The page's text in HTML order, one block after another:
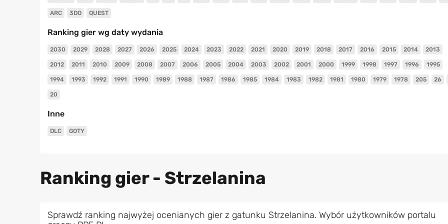
ARC 3DO QUEST
Ranking gier wg daty wydania
2030 2029 2028 2027 2026 2025 2024 2023 2022 2021 2020 2019 2018 2017 2016 2015 2014 2013
2012 2011 2010 2009 2008 2007 2006 2005 2004 2003 2002 2001 2000 1999 1998 1997 1996 1995
1994 1993 1992 1991 1990 1989 1988 1987 1986 1985 1984 1983 1982 1981 1980 1979 1978 205 26
20
Inne
DLC GOTY
Ranking gier - Strzelanina
Sprawdź ranking najwyżej ocenianych gier z gatunku Strzelanina. Wybór użytkowników portalu